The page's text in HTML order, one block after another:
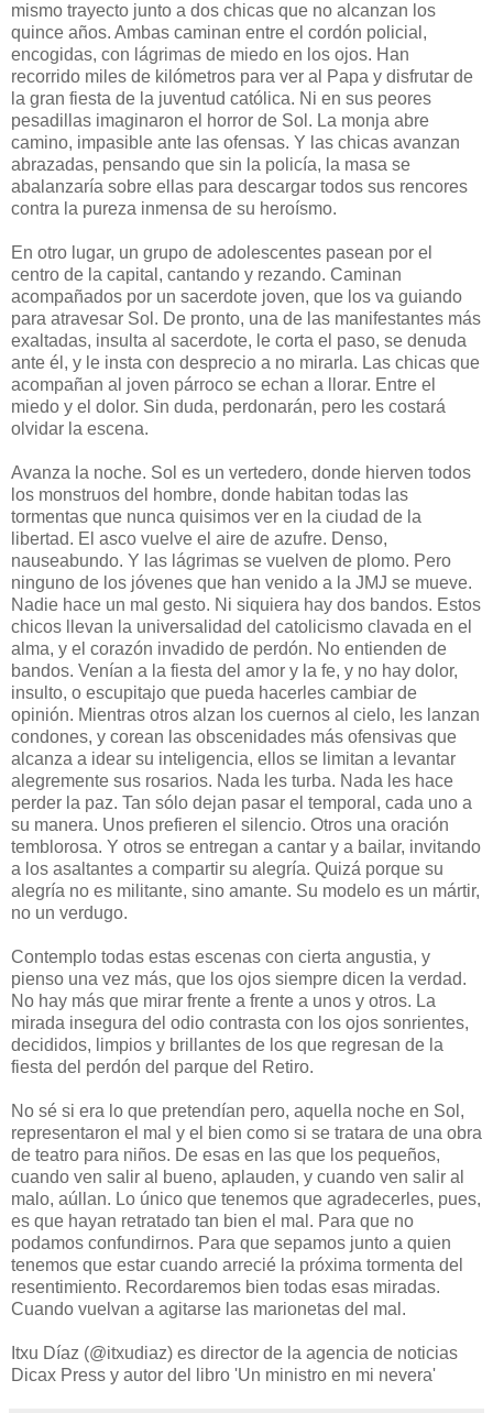
mismo trayecto junto a dos chicas que no alcanzan los
quince años. Ambas caminan entre el cordón policial,
encogidas, con lágrimas de miedo en los ojos. Han
recorrido miles de kilómetros para ver al Papa y disfrutar de
la gran fiesta de la juventud católica. Ni en sus peores
pesadillas imaginaron el horror de Sol. La monja abre
camino, impasible ante las ofensas. Y las chicas avanzan
abrazadas, pensando que sin la policía, la masa se
abalanzaría sobre ellas para descargar todos sus rencores
contra la pureza inmensa de su heroísmo.
En otro lugar, un grupo de adolescentes pasean por el
centro de la capital, cantando y rezando. Caminan
acompañados por un sacerdote joven, que los va guiando
para atravesar Sol. De pronto, una de las manifestantes más
exaltadas, insulta al sacerdote, le corta el paso, se denuda
ante él, y le insta con desprecio a no mirarla. Las chicas que
acompañan al joven párroco se echan a llorar. Entre el
miedo y el dolor. Sin duda, perdonarán, pero les costará
olvidar la escena.
Avanza la noche. Sol es un vertedero, donde hierven todos
los monstruos del hombre, donde habitan todas las
tormentas que nunca quisimos ver en la ciudad de la
libertad. El asco vuelve el aire de azufre. Denso,
nauseabundo. Y las lágrimas se vuelven de plomo. Pero
ninguno de los jóvenes que han venido a la JMJ se mueve.
Nadie hace un mal gesto. Ni siquiera hay dos bandos. Estos
chicos llevan la universalidad del catolicismo clavada en el
alma, y el corazón invadido de perdón. No entienden de
bandos. Venían a la fiesta del amor y la fe, y no hay dolor,
insulto, o escupitajo que pueda hacerles cambiar de
opinión. Mientras otros alzan los cuernos al cielo, les lanzan
condones, y corean las obscenidades más ofensivas que
alcanza a idear su inteligencia, ellos se limitan a levantar
alegremente sus rosarios. Nada les turba. Nada les hace
perder la paz. Tan sólo dejan pasar el temporal, cada uno a
su manera. Unos prefieren el silencio. Otros una oración
temblorosa. Y otros se entregan a cantar y a bailar, invitando
a los asaltantes a compartir su alegría. Quizá porque su
alegría no es militante, sino amante. Su modelo es un mártir,
no un verdugo.
Contemplo todas estas escenas con cierta angustia, y
pienso una vez más, que los ojos siempre dicen la verdad.
No hay más que mirar frente a frente a unos y otros. La
mirada insegura del odio contrasta con los ojos sonrientes,
decididos, limpios y brillantes de los que regresan de la
fiesta del perdón del parque del Retiro.
No sé si era lo que pretendían pero, aquella noche en Sol,
representaron el mal y el bien como si se tratara de una obra
de teatro para niños. De esas en las que los pequeños,
cuando ven salir al bueno, aplauden, y cuando ven salir al
malo, aúllan. Lo único que tenemos que agradecerles, pues,
es que hayan retratado tan bien el mal. Para que no
podamos confundirnos. Para que sepamos junto a quien
tenemos que estar cuando arrecié la próxima tormenta del
resentimiento. Recordaremos bien todas esas miradas.
Cuando vuelvan a agitarse las marionetas del mal.
Itxu Díaz (@itxudiaz) es director de la agencia de noticias
Dicax Press y autor del libro 'Un ministro en mi nevera'